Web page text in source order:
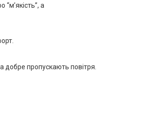
а
добре пропускають повітря.